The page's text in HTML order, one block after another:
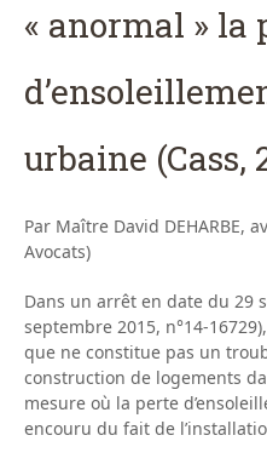
« anormal » la
urbaine (Cass,
Par Maître David DEHARBE,
Avocats)
Dans un arrêt en date du 29
septembre 2015, n°14-
que ne constitue pas un
construction de logements
mesure où la perte
encouru du fait de